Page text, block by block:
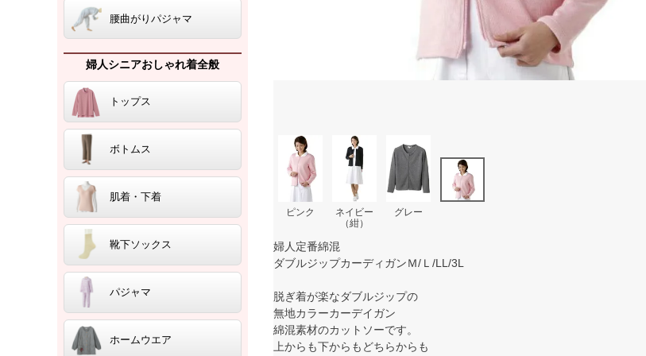
腰曲がりパジャマ
婦人シニアおしゃれ着全般
トップス
ボトムス
肌着・下着
靴下ソックス
パジャマ
ホームウエア
ピンク
ネイビー
（紺）
グレー
婦人定番綿混
ダブルジップカーディガンＭ/Ｌ/LL/3L
脱ぎ着が楽なダブルジップの
無地カラーカーデイガン
綿混素材のカットソーです。
上からも下からもどちらからも